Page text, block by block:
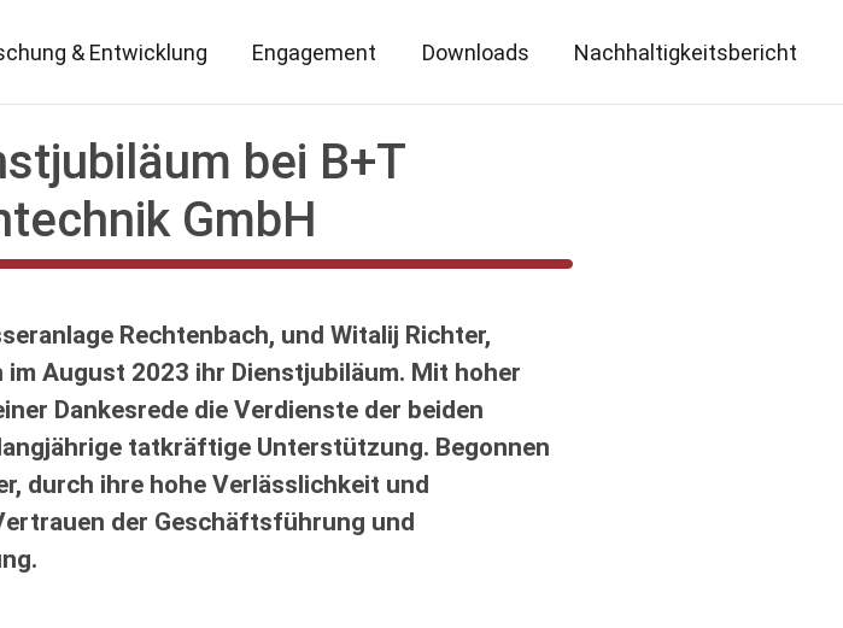
& Entwicklung Engagement Downloads Nachhaltigkeitsbericht
bei B+T
GmbH
Rechtenbach, und Witalij Richter,
August 2023 ihr Dienstjubiläum. Mit hoher
Dankesrede die Verdienste der beiden
tatkräftige Unterstützung. Begonnen
durch ihre hohe Verlässlichkeit und
der Geschäftsführung und